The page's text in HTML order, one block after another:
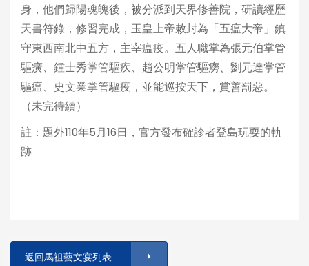
身，他們歸陽魂魄後，被分派到天界修善院，研讀經歷
天書符錄，修習完成，玉皇上帝敕封為「五瘟大帝」鎮
守東西南北中五方，主宰瘟疫。五人職掌為張元伯掌管
驅癀、鍾士秀掌管驅疾、趙公明掌管驅癆、劉元達掌管
驅瘟、史文業掌管驅疫，並能巡按天下，賞善罰惡。
（未完待續）
註：題外110年5月16日，官方發布確診者登島玩耍的軌
跡
返回馬祖藝文宴列表